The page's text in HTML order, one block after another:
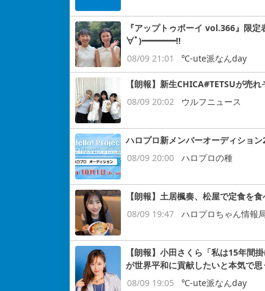
『アップトゥボーイ vol.366』限
∀ﾟ)━━━━!!
08/09 21:01
℃-ute派なんday
【朗報】新生CHICA#TETSUが売れ
08/09 20:02
ウルフニュース
ハロプロ新メンバーオーディ
08/09 20:00
ハロプロの種
【朗報】土居楓奏、松屋で定食
08/09 19:47
ハロプロちゃん情報
【朗報】小田さくら「私は15年間
が世界平和に貢献したいと本気で思
08/09 19:05
℃-ute派なんday